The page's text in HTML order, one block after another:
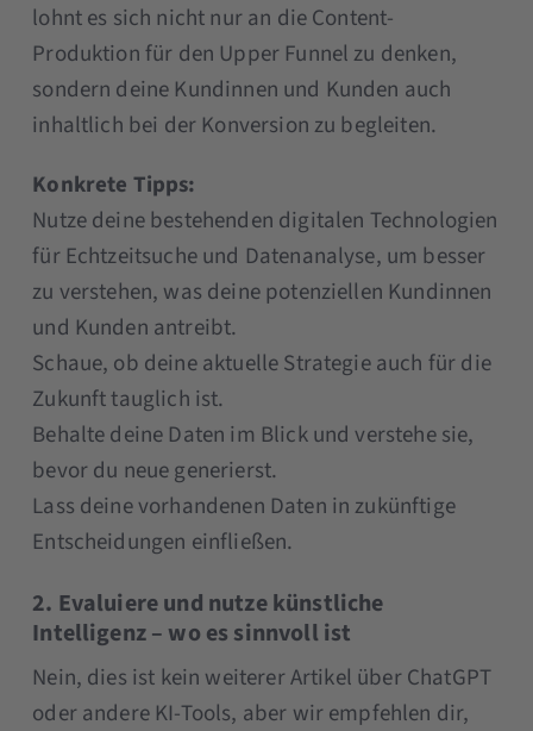
lohnt es sich nicht nur an die Content-
Produktion für den Upper Funnel zu denken,
sondern deine Kundinnen und Kunden auch
inhaltlich bei der Konversion zu begleiten.
Konkrete Tipps:
Nutze deine bestehenden digitalen Technologien
für Echtzeitsuche und Datenanalyse, um besser
zu verstehen, was deine potenziellen Kundinnen
und Kunden antreibt.
Schaue, ob deine aktuelle Strategie auch für die
Zukunft tauglich ist.
Behalte deine Daten im Blick und verstehe sie,
bevor du neue generierst.
Lass deine vorhandenen Daten in zukünftige
Entscheidungen einfließen.
2. Evaluiere und nutze künstliche
Intelligenz – wo es sinnvoll ist
Nein, dies ist kein weiterer Artikel über ChatGPT
oder andere KI-Tools, aber wir empfehlen dir,